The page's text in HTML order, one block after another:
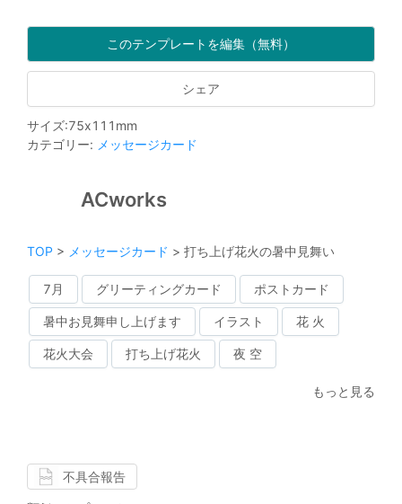
このテンプレートを編集（無料）
シェア
サイズ:75x111 mm
カテゴリー: メッセージカード
ACworks
TOP > メッセージカード > 打ち上げ花火の暑中見舞い
7月 グリーティングカード ポストカード
暑中お見舞申し上げます イラスト 花 火
花火大会 打ち上げ花火 夜 空
もっと見る
不具合報告